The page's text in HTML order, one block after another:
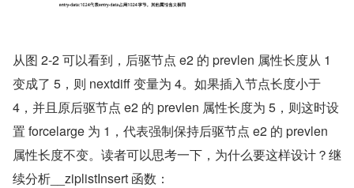
从图 2-2 可以看到，后驱节点 e2 的 prevlen 属性长度从 1
变成了 5，则 nextdiff 变量为 4。如果插入节点长度小于
4，并且原后驱节点 e2 的 prevlen 属性长度为 5，则这时设
置 forcelarge 为 1，代表强制保持后驱节点 e2 的 prevlen
属性长度不变。读者可以思考一下，为什么要这样设计？继
续分析__ziplistInsert 函数：